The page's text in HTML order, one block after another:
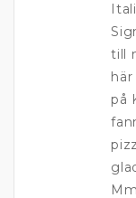
till
på